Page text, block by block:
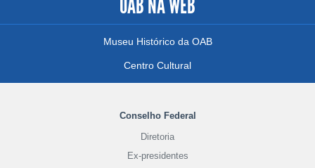
Museu Histórico da OAB
Centro Cultural
Conselho Federal
Diretoria
Ex-presidentes